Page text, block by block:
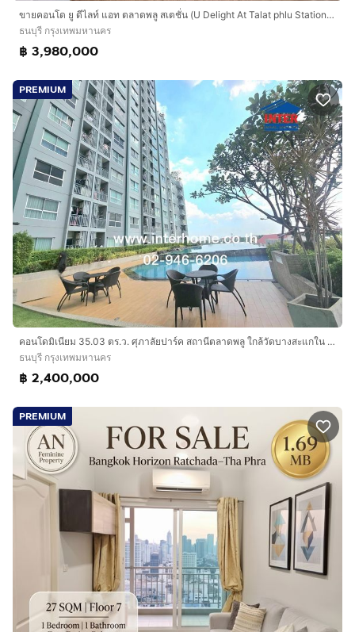
ขายคอนโด ยู ดีไลท์ แอท ตลาดพลู สเตชั่น (U Delight At Talat phlu Station) 2 ห้องนอน ราคาถูก
ธนบุรี กรุงเทพมหานคร
฿ 3,980,000
PREMIUM
คอนโดมิเนียม 35.03 ตร.ว. ศุภาลัยปาร์ค สถานีตลาดพลู ใกล้วัดบางสะแกใน ซอยรัชดาภิเษก13 ถนนราชพฤกษ์ ถนนรัชดาภิเษก เขตธนบุรี กรุงเทพมหานคร
ธนบุรี กรุงเทพมหานคร
฿ 2,400,000
PREMIUM